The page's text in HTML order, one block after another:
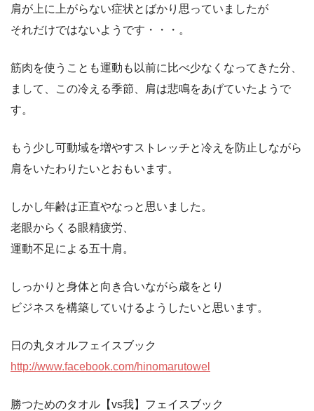
肩が上に上がらない症状とばかり思っていましたが
それだけではないようです・・・。
筋肉を使うことも運動も以前に比べ少なくなってきた分、
まして、この冷える季節、肩は悲鳴をあげていたようで
す。
もう少し可動域を増やすストレッチと冷えを防止しながら
肩をいたわりたいとおもいます。
しかし年齢は正直やなっと思いました。
老眼からくる眼精疲労、
運動不足による五十肩。
しっかりと身体と向き合いながら歳をとり
ビジネスを構築していけるようしたいと思います。
日の丸タオルフェイスブック
http://www.facebook.com/hinomarutowel
勝つためのタオル【vs我】フェイスブック